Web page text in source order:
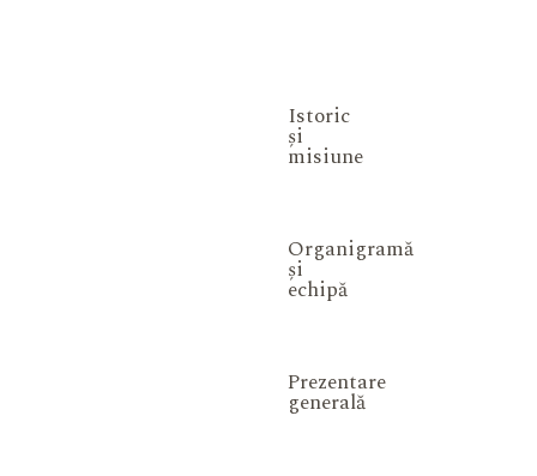
Istoric
și
misiune
Organigramă
și
echipă
Prezentare
generală